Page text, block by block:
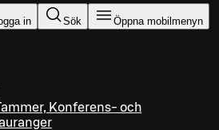
in Sök Öppna mobilmenyn
Konferens- och